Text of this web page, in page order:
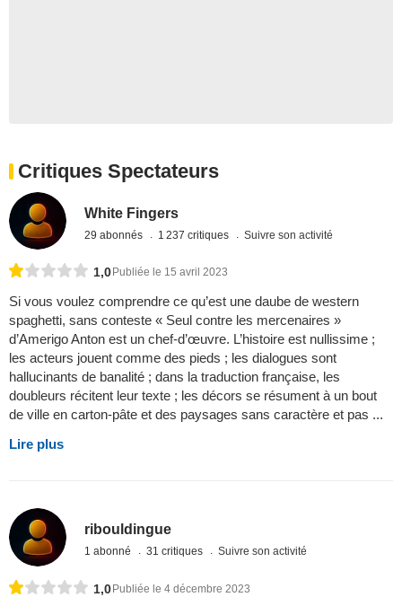
Critiques Spectateurs
White Fingers
29 abonnés 1 237 critiques Suivre son activité
1,0 Publiée le 15 avril 2023
Si vous voulez comprendre ce qu’est une daube de western
spaghetti, sans conteste « Seul contre les mercenaires »
d’Amerigo Anton est un chef-d’œuvre. L’histoire est nullissime ;
les acteurs jouent comme des pieds ; les dialogues sont
hallucinants de banalité ; dans la traduction française, les
doubleurs récitent leur texte ; les décors se résument à un bout
de ville en carton-pâte et des paysages sans caractère et pas ...
Lire plus
ribouldingue
1 abonné 31 critiques Suivre son activité
1,0Publiée le 4 décembre 2023